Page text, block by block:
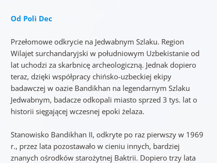
Od Poli Dec
Przełomowe odkrycie na Jedwabnym Szlaku. Region
Wilajet surchandaryjski w południowym Uzbekistanie od
lat uchodzi za skarbnicę archeologiczną. Jednak dopiero
teraz, dzięki współpracy chińsko-uzbeckiej ekipy
badawczej w oazie Bandikhan na legendarnym Szlaku
Jedwabnym, badacze odkopali miasto sprzed 3 tys. lat o
historii sięgającej wczesnej epoki żelaza.
Stanowisko Bandikhan II, odkryte po raz pierwszy w 1969
r., przez lata pozostawało w cieniu innych, bardziej
znanych ośrodków starożytnej Baktrii. Dopiero trzy lata